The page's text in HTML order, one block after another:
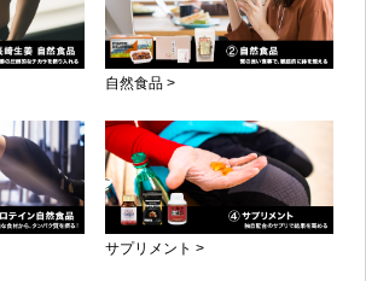
自然食品 >
サプリメント >